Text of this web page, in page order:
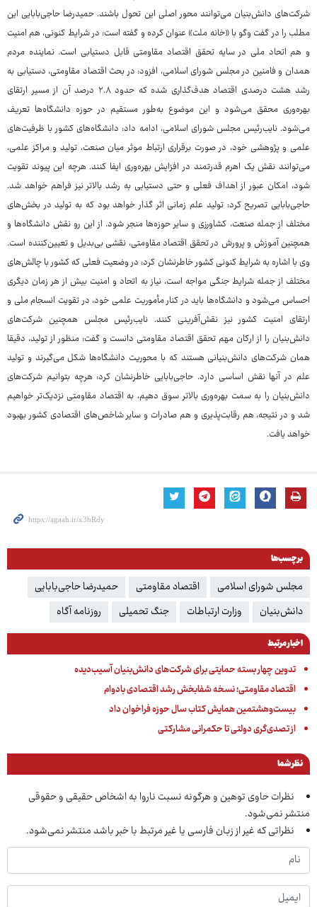
شرکت‌های دانش‌بنیان می‌توانند محور اصلی این تحول باشند. حمیدرضا حاجی‌بابایی این
مطلب را در گفت وگو با «خانه ملت» عنوان کرده و گفته است: در شرایط کنونی، هم امنیت
و هم اتحاد ملی در سایه تحقق اقتصاد مقاومتی قابل دستیابی است. نماینده مردم
همدان و فامنین در مجلس شورای اسلامی، افزود: در بحث اقتصاد مقاومتی، دستیابی به
رشد هشت درصدی اقتصاد هدف‌گذاری شده که حدود ۲.۸ درصد آن از مسیر ارتقای
بهره‌وری محقق می‌شود و این موضوع به‌طور مستقیم در حوزه دانشگاه‌ها تعریف
می‌شود. نایب‌رئیس مجلس شورای اسلامی، ادامه داد: دانشگاه‌های کشور با ظرفیت‌های
علمی و پژوهشی خود، در صورت برقراری ارتباط موثر میان صنعت، تولید و مراکز علمی،
می‌توانند نقش یک اهرم قدرتمند در افزایش بهره‌وری ایفا کنند. هرچه این پیوند تقویت
شود، امکان عبور از اهداف فعلی و حتی دستیابی به رشد بالاتر نیز فراهم خواهد شد.
حاجی‌بابایی تصریح کرد: تولید علم زمانی اثر گذار خواهد بود که به تولید در بخش‌های
مختلف از جمله صنعت، کشاورزی و سایر حوزه‌ها منجر شود. از این رو نقش دانشگاه‌ها و
همچنین آموزش و پرورش در تحقق اقتصاد مقاومتی، نقشی بی‌بدیل و تعیین‌کننده است.
وی با اشاره به شرایط کنونی کشور خاطرنشان کرد: در وضعیت فعلی که کشور با چالش‌های
مختلف از جمله شرایط جنگی مواجه است، نیاز به اتحاد و امنیت بیش از هر زمان دیگری
احساس می‌شود و دانشگاه‌ها باید در کنار مأموریت علمی خود، در تقویت انسجام ملی و
ارتقای امنیت کشور نیز نقش‌آفرینی کنند. نایب‌رئیس مجلس همچنین شرکت‌های
دانش‌بنیان را از ارکان مهم تحقق اقتصاد مقاومتی دانست و گفت: منظور از تولید، دقیقا
همان شرکت‌های دانش‌بنیانی هستند که با محوریت دانشگاه‌ها شکل می‌گیرند و تولید
علم در آنها نقش اساسی دارد. حاجی‌بابایی خاطرنشان کرد: هرچه بتوانیم شرکت‌های
دانش‌بنیان را به سمت بهره‌وری بالاتر سوق دهیم، به اقتصاد مقاومتی نزدیک‌تر خواهیم
شد و در نتیجه، هم رقابت‌پذیری و هم صادرات و سایر شاخص‌های اقتصادی کشور بهبود
خواهد یافت.
برچسب‌ها
مجلس شورای اسلامی اقتصاد مقاومتی
حمیدرضا حاجی‌بابایی
دانش‌بنیان
وزارت ارتباطات جنگ تحمیلی روزنامه آگاه
اخبار مرتبط
تدوین چهار بسته حمایتی برای شرکت‌های دانش‌بنیان آسیب‌دیده
اقتصاد مقاومتی؛ نسخه شفابخش رشد اقتصادی بادوام
بیست‌وهشتمین همایش کتاب سال حوزه فراخوان داد
از تصدی‌گری دولتی تا حکمرانی مشارکتی
نظر شما
نظرات حاوی توهین و هرگونه نسبت ناروا به اشخاص حقیقی و حقوقی
منتشر نمی‌شود.
نظراتی که غیر از زبان فارسی یا غیر مرتبط با خبر باشد منتشر نمی‌شود.